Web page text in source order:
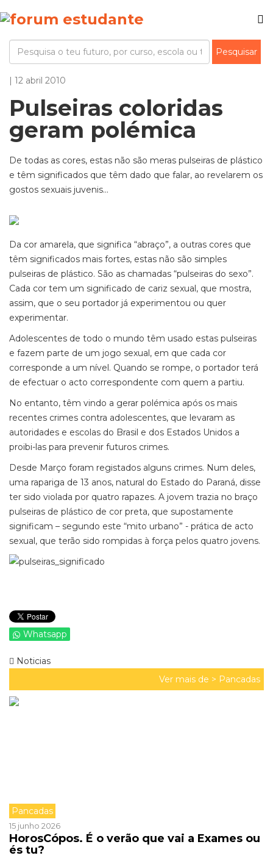
| 12 abril 2010
Pulseiras coloridas
geram polémica
De todas as cores, estas não são meras pulseiras de plástico
e têm significados que têm dado que falar, ao revelarem os
gostos sexuais juvenis...
Da cor amarela, que significa “abraço”, a outras cores que
têm significados mais fortes, estas não são simples
pulseiras de plástico. São as chamadas “pulseiras do sexo”.
Cada cor tem um significado de cariz sexual, que mostra,
assim, que o seu portador já experimentou ou quer
experimentar.
Adolescentes de todo o mundo têm usado estas pulseiras
e fazem parte de um jogo sexual, em que cada cor
corresponde a um nível. Quando se rompe, o portador terá
de efectuar o acto correspondente com quem a partiu.
No entanto, têm vindo a gerar polémica após os mais
recentes crimes contra adolescentes, que levaram as
autoridades e escolas do Brasil e dos Estados Unidos a
proibi-las para prevenir futuros crimes.
Desde Março foram registados alguns crimes. Num deles,
uma rapariga de 13 anos, natural do Estado do Paraná, disse
ter sido violada por quatro rapazes. A jovem trazia no braço
pulseiras de plástico de cor preta, que supostamente
significam – segundo este “mito urbano” - prática de acto
sexual, que terão sido rompidas à força pelos quatro jovens.
Whatsapp
Noticias
Ver mais de > Pancadas
Pancadas
15 junho 2026
HorosCópos. É o verão que vai a Exames ou
és tu?